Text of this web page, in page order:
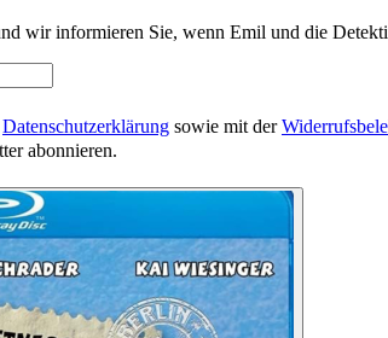
wir informieren Sie, wenn Emil und die
Datenschutzerklärung sowie mit der
abonnieren.